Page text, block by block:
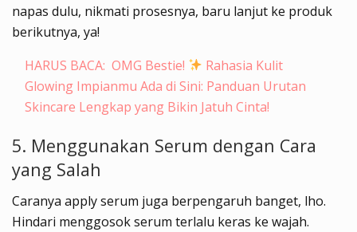
napas dulu, nikmati prosesnya, baru lanjut ke produk
berikutnya, ya!
HARUS BACA: OMG Bestie!
Rahasia Kulit
Glowing Impianmu Ada di Sini: Panduan Urutan
Skincare Lengkap yang Bikin Jatuh Cinta!
5. Menggunakan Serum dengan Cara
yang Salah
Caranya apply serum juga berpengaruh banget, lho.
Hindari menggosok serum terlalu keras ke wajah.